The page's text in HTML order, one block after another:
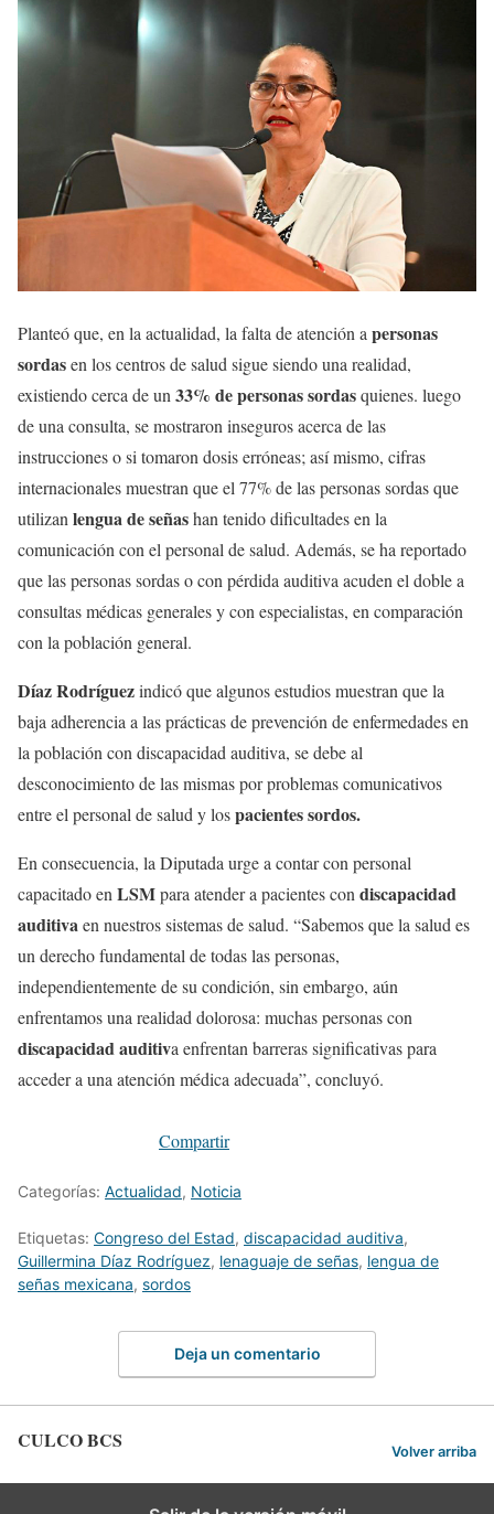
Planteó que, en la actualidad, la falta de atención apersonas
sordasen los centros de salud sigue siendo una realidad,
existiendo cerca de un33% de personas sordasquienes. luego
de una consulta, se mostraron inseguros acerca de las
instrucciones o si tomaron dosis erróneas; así mismo, cifras
internacionales muestran que el 77% de las personas sordas que
utilizanlengua de señashan tenido dificultades en la
comunicación con el personal de salud. Además, se ha reportado
que las personas sordas o con pérdida auditiva acuden el doble a
consultas médicas generales y con especialistas, en comparación
con la población general.
Díaz Rodríguezindicó que algunos estudios muestran que la
baja adherencia a las prácticas de prevención de enfermedades en
la población con discapacidad auditiva, se debe al
desconocimiento de las mismas por problemas comunicativos
entre el personal de salud y lospacientes sordos.
En consecuencia, la Diputada urge a contar con personal
capacitado enLSMpara atender a pacientes condiscapacidad
auditivaen nuestros sistemas de salud. “Sabemos que la salud es
un derecho fundamental de todas las personas,
independientemente de su condición, sin embargo, aún
enfrentamos una realidad dolorosa: muchas personas con
discapacidad auditiva enfrentan barreras significativas para
acceder a una atención médica adecuada”, concluyó.
Compartir
Categorías: Actualidad, Noticia
Etiquetas: Congreso del Estad, discapacidad auditiva,
Guillermina Díaz Rodríguez, lenaguaje de señas, lengua de
señas mexicana, sordos
Deja un comentario
CULCO BCS Volver arriba